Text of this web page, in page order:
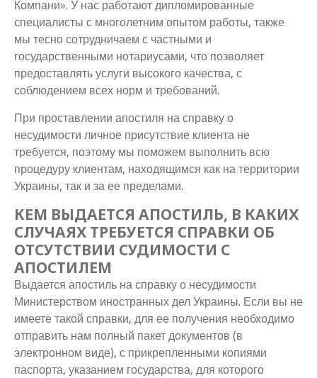
Компани». У нас работают дипломированные
специалисты с многолетним опытом работы, также
мы тесно сотрудничаем с частными и
государственными нотариусами, что позволяет
предоставлять услуги высокого качества, с
соблюдением всех норм и требований.
При проставлении апостиля на справку о
несудимости личное присутствие клиента не
требуется, поэтому мы поможем выполнить всю
процедуру клиентам, находящимся как на территории
Украины, так и за ее пределами.
КЕМ ВЫДАЕТСЯ АПОСТИЛЬ, В КАКИХ
СЛУЧАЯХ ТРЕБУЕТСЯ СПРАВКИ ОБ
ОТСУТСТВИИ СУДИМОСТИ С
АПОСТИЛЕМ
Выдается апостиль на справку о несудимости
Министерством иностранных дел Украины. Если вы не
имеете такой справки, для ее получения необходимо
отправить нам полный пакет документов (в
электронном виде), с прикрепленными копиями
паспорта, указанием государства, для которого